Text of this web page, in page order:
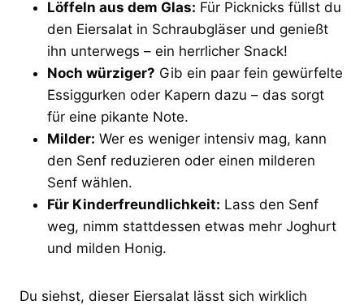
Löffeln aus dem Glas: Für Picknicks füllst du
den Eiersalat in Schraubgläser und genießt
ihn unterwegs – ein herrlicher Snack!
Noch würziger? Gib ein paar fein gewürfelte
Essiggurken oder Kapern dazu – das sorgt
für eine pikante Note.
Milder: Wer es weniger intensiv mag, kann
den Senf reduzieren oder einen milderen
Senf wählen.
Für Kinderfreundlichkeit: Lass den Senf
weg, nimm stattdessen etwas mehr Joghurt
und milden Honig.
Du siehst, dieser Eiersalat lässt sich wirklich